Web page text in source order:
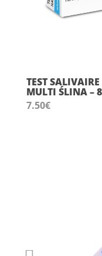
TEST
MULTI ŚLINA –
7.50€